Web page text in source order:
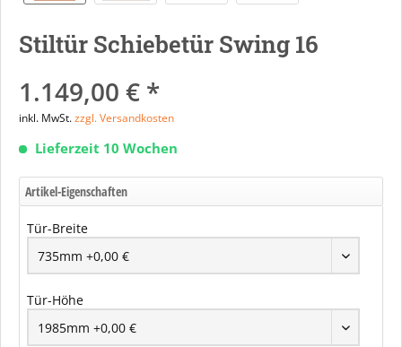
Stiltür Schiebetür Swing 16
1.149,00 € *
inkl. MwSt.zzgl. Versandkosten
Lieferzeit 10 Wochen
Artikel-Eigenschaften
Tür-Breite
Tür-Höhe